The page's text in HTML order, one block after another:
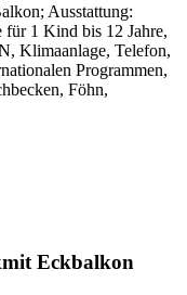
Ausstattung:
für 1 Kind bis 12 Jahre,
Klimaanlage, Telefon,
Programmen,
Föhn,
mit Eckbalkon